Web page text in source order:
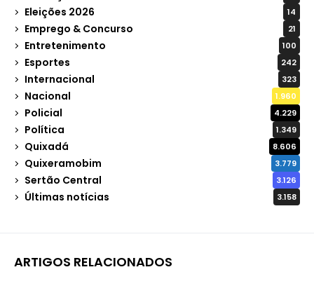
Eleições 2026 14
Emprego & Concurso 21
Entretenimento 100
Esportes 242
Internacional 323
Nacional 1.960
Policial 4.229
Política 1.349
Quixadá 8.606
Quixeramobim 3.779
Sertão Central 3.126
Últimas notícias 3.158
ARTIGOS RELACIONADOS